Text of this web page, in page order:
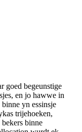
goed begeunstige
en jo hawwe in
yn essinsje
trijehoeken,
binne